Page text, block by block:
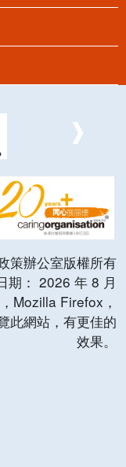
策辦公室版權所有
期： 2026 年 8 月
Mozilla Firefox，
此網站，有更佳的
效果。